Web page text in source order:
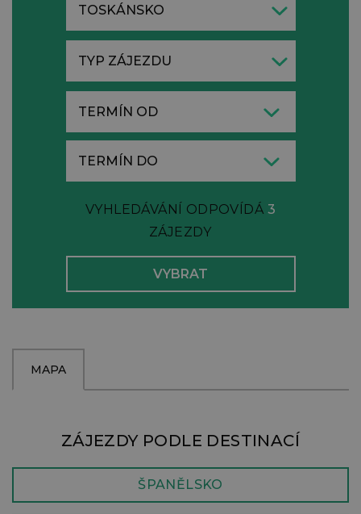
TOSKÁNSKO
TYP ZÁJEZDU
VYHLEDÁVÁNÍ ODPOVÍDÁ 3
ZÁJEZDY
MAPA
ZÁJEZDY PODLE DESTINACÍ
ŠPANĚLSKO